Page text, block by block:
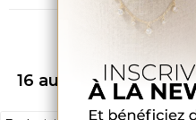
16 autres produits